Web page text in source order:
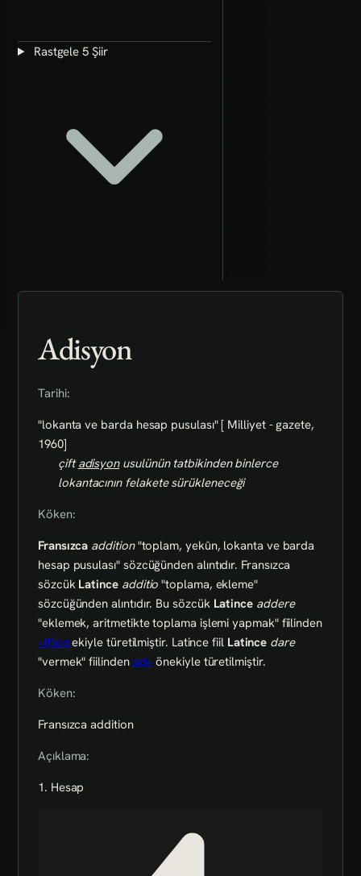
Rastgele 5 Şiir
Adisyon
Tarihi:
"lokanta ve barda hesap pusulası" [ Milliyet - gazete,
1960]
çiftadisyonusulünün tatbikinden binlerce
lokantacının felakete sürükleneceği
Köken:
Fransızca addition"toplam, yekûn, lokanta ve barda
hesap pusulası" sözcüğünden alıntıdır. Fransızca
sözcük Latince additio "toplama, ekleme"
sözcüğünden alıntıdır. Bu sözcük Latince addere
"eklemek, aritmetikte toplama işlemi yapmak" fiilinden
+(t)ionekiyle türetilmiştir. Latince fiil Latince dare
"vermek" fiilinden ad+ önekiyle türetilmiştir.
Köken:
Fransızca addition
Açıklama:
1. Hesap